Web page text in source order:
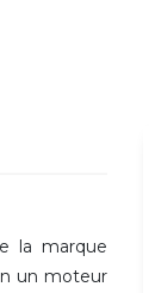
la marque
un moteur